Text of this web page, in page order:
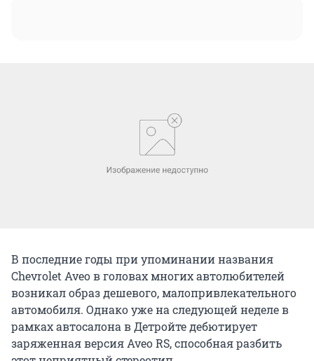
В последние годы при упоминании названия
Chevrolet Aveo в головах многих автолюбителей
возникал образ дешевого, малопривлекательного
автомобиля. Однако уже на следующей неделе в
рамках автосалона в Детройте дебютирует
заряженная версия Aveo RS, способная разбить